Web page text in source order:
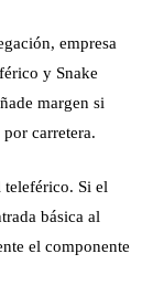
empresa
y Snake
margen si
carretera.
teleférico. Si el
básica al
el componente